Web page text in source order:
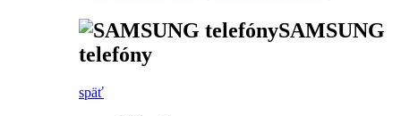
SAMSUNG
telefóny
späť